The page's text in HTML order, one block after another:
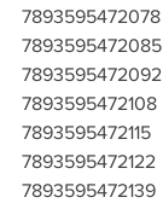
7893595472078
7893595472085
7893595472092
7893595472108
7893595472115
7893595472122
7893595472139